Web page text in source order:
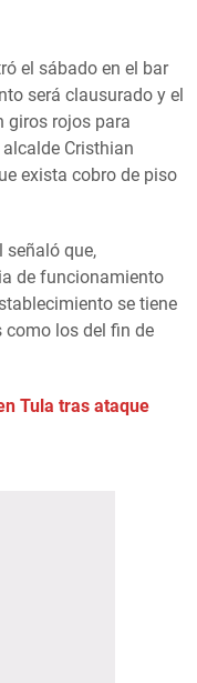
el sábado en el bar
será clausurado y el
giros rojos para
Cristhian
exista cobro de piso
señaló que,
de funcionamiento
se tiene
como los del fin de
Tula tras ataque